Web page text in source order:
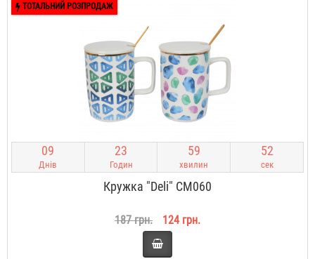
ТОТАЛЬНИЙ РОЗПРОДАЖ
09
Днів
23
Годин
59
хвилин
51
сек
Кружка "Deli" CM060
187 грн. 124 грн.